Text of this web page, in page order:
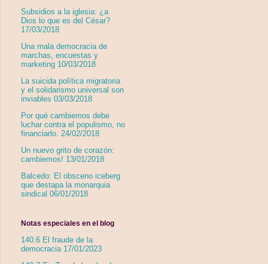
Subsidios a la iglesia: ¿a
Dios lo que es del César?
17/03/2018
Una mala democracia de
marchas, encuestas y
marketing 10/03/2018
La suicida política migratoria
y el solidarismo universal son
inviables 03/03/2018
Por qué cambiemos debe
luchar contra el populismo, no
financiarlo. 24/02/2018
Un nuevo grito de corazón:
cambiemos! 13/01/2018
Balcedo: El obsceno iceberg
que destapa la monarquia
sindical 06/01/2018
Notas especiales en el blog
140.6 El fraude de la
democracia 17/01/2023